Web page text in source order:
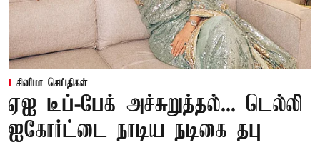
சினிமா செய்திகள்
ஏஐ டீப்-பேக் அச்சுறுத்தல்... டெல்லி
ஐகோர்ட்டை நாடிய நடிகை தபு